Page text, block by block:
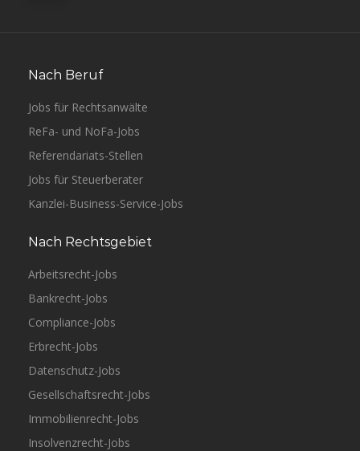
Nach Beruf
Jobs für Rechtsanwälte
ReFa- und NoFa-Jobs
Referendariats-Stellen
Jobs für Steuerberater
Kanzlei-Business-Service-Jobs
Nach Rechtsgebiet
Arbeitsrecht-Jobs
Bankrecht-Jobs
Compliance-Jobs
Erbrecht-Jobs
Datenschutz-Jobs
Gesellschaftsrecht-Jobs
Immobilienrecht-Jobs
Insolvenzrecht-Jobs